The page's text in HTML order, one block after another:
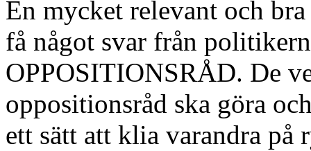
En mycket relevant och
få något svar från
OPPOSITIONSRÅD. De
oppositionsråd ska göra
ett sätt att klia varandra på